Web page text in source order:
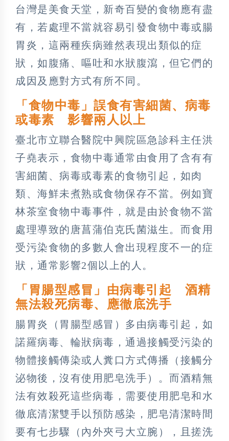
台灣是美食天堂，新奇百變的食物應有盡
有，若處理不當就容易引發食物中毒或腸
胃炎，這兩種疾病雖然表現出類似的症
狀，如腹痛、嘔吐和水狀腹瀉，但它們的
成因及應對方式有所不同。
「食物中毒」誤食有害細菌、病毒
或毒素 影響兩人以上
臺北市立聯合醫院中興院區急診科主任洪
子堯表示，食物中毒通常由食用了含有有
害細菌、病毒或毒素的食物引起，如肉
類、海鮮未煮熟或食物保存不當。例如寶
林茶室食物中毒事件，就是由於食物不當
處理導致的唐菖蒲伯克氏菌滋生。而食用
受污染食物的多數人會出現程度不一的症
狀，通常影響2個以上的人。
「胃腸型感冒」由病毒引起 酒精
無法殺死病毒、應徹底洗手
腸胃炎（胃腸型感冒）多由病毒引起，如
諾羅病毒、輪狀病毒，通過接觸受污染的
物體接觸傳染或人糞口方式傳播（接觸分
泌物後，沒有使用肥皂洗手）。而酒精無
法有效殺死這些病毒，需要使用肥皂和水
徹底清潔雙手以預防感染，肥皂清潔時間
要有七步驟（內外夾弓大立腕），且搓洗